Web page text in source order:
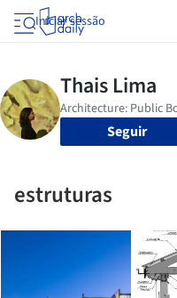
Iniciar sessão
Seguir
estruturas